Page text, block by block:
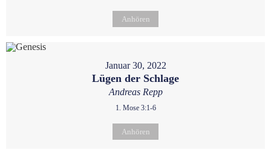
Anhören
Januar 30, 2022
Lügen der Schlage
Andreas Repp
1. Mose 3:1-6
Anhören